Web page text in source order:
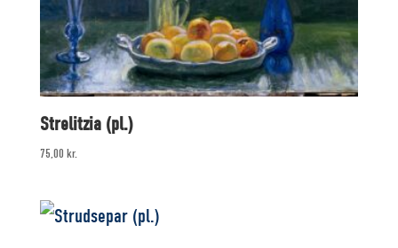
Strelitzia (pl.)
75,00 kr.